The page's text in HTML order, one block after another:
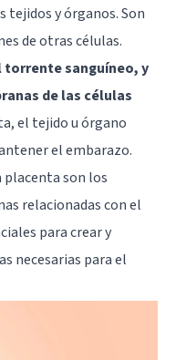
y órganos. Son
de otras células.
torrente sanguíneo, y
de las células
el tejido u órgano
el embarazo.
son los
relacionadas con el
para crear y
necesarias para el